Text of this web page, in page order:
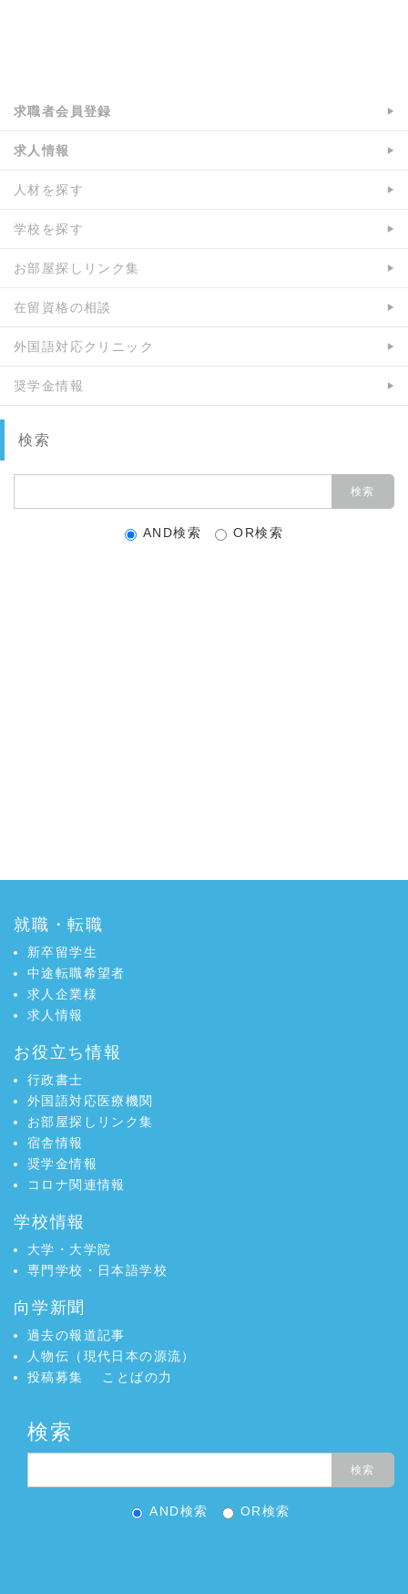
求職者会員登録
求人情報
人材を探す
学校を探す
お部屋探しリンク集
在留資格の相談
外国語対応クリニック
奨学金情報
検索
AND検索 OR検索
就職・転職
新卒留学生
中途転職希望者
求人企業様
求人情報
お役立ち情報
行政書士
外国語対応医療機関
お部屋探しリンク集
宿舎情報
奨学金情報
コロナ関連情報
学校情報
大学・大学院
専門学校・日本語学校
向学新聞
過去の報道記事
人物伝（現代日本の源流）
投稿募集
ことばの力
検索
AND検索 OR検索